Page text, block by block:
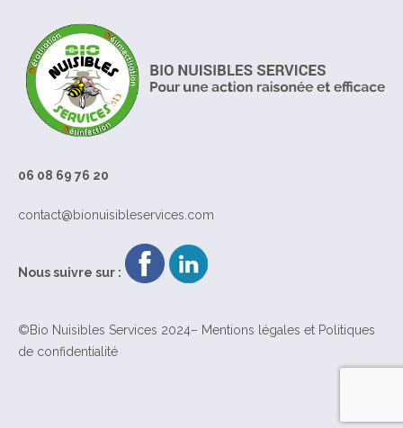
06 08 69 76 20
contact@bionuisibleservices.com
Nous suivre sur :
©Bio Nuisibles Services 2024– Mentions légales et Politiques
de confidentialité